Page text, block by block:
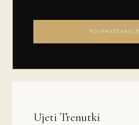
POVPRAŠEVANJE
Ujeti Trenutki